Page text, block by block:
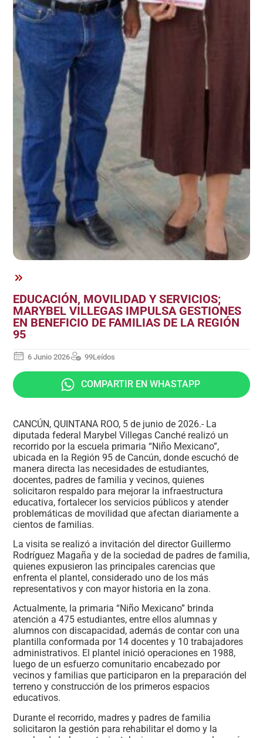
EDUCACIÓN, MOVILIDAD Y SERVICIOS;
MARYBEL VILLEGAS IMPULSA GESTIONES
EN BENEFICIO DE FAMILIAS DE LA REGIÓN
95
6 Junio 2026 99Leídos
COMPARTIR EN WHASTAPP
CANCÚN, QUINTANA ROO, 5 de junio de 2026.- La
diputada federal Marybel Villegas Canché realizó un
recorrido por la escuela primaria “Niño Mexicano”,
ubicada en la Región 95 de Cancún, donde escuchó de
manera directa las necesidades de estudiantes,
docentes, padres de familia y vecinos, quienes
solicitaron respaldo para mejorar la infraestructura
educativa, fortalecer los servicios públicos y atender
problemáticas de movilidad que afectan diariamente a
cientos de familias.
La visita se realizó a invitación del director Guillermo
Rodríguez Magaña y de la sociedad de padres de familia,
quienes expusieron las principales carencias que
enfrenta el plantel, considerado uno de los más
representativos y con mayor historia en la zona.
Actualmente, la primaria “Niño Mexicano” brinda
atención a 475 estudiantes, entre ellos alumnas y
alumnos con discapacidad, además de contar con una
plantilla conformada por 14 docentes y 10 trabajadores
administrativos. El plantel inició operaciones en 1988,
luego de un esfuerzo comunitario encabezado por
vecinos y familias que participaron en la preparación del
terreno y construcción de los primeros espacios
educativos.
Durante el recorrido, madres y padres de familia
solicitaron la gestión para rehabilitar el domo y la